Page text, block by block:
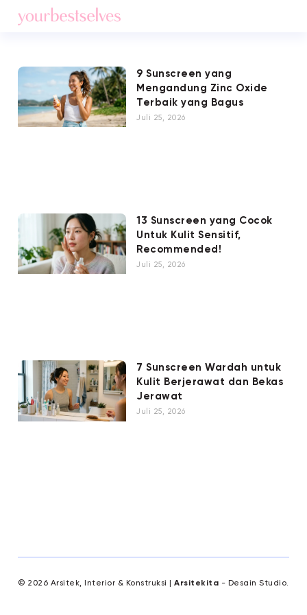
9 Sunscreen yang
Mengandung Zinc Oxide
Terbaik yang Bagus
Juli 25, 2026
13 Sunscreen yang Cocok
Untuk Kulit Sensitif,
Recommended!
Juli 25, 2026
7 Sunscreen Wardah untuk
Kulit Berjerawat dan Bekas
Jerawat
Juli 25, 2026
© 2026 Arsitek, Interior & Konstruksi |Arsitekita - Desain Studio.